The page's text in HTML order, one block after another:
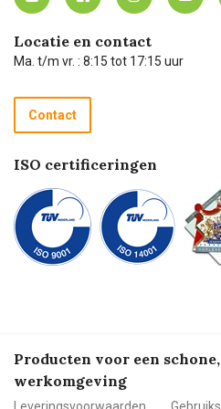
Carel Lurvink App
Hulp op afstand
Technische dienst
Recycle programma
Betalen
Carel Lurvink Blog
Carel de podcast
Locatie en contact
Ma. t/m vr. : 8:15 tot 17:15 uur
Contact
ISO certificeringen
Producten voor een
werkomgeving